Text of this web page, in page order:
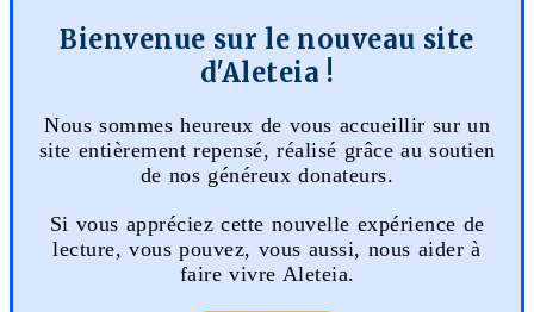
Bienvenue sur le nouveau site
d'Aleteia !
Nous sommes heureux de vous accueillir sur un
site entièrement repensé, réalisé grâce au soutien
de nos généreux donateurs.
Si vous appréciez cette nouvelle expérience de
lecture, vous pouvez, vous aussi, nous aider à
faire vivre Aleteia.